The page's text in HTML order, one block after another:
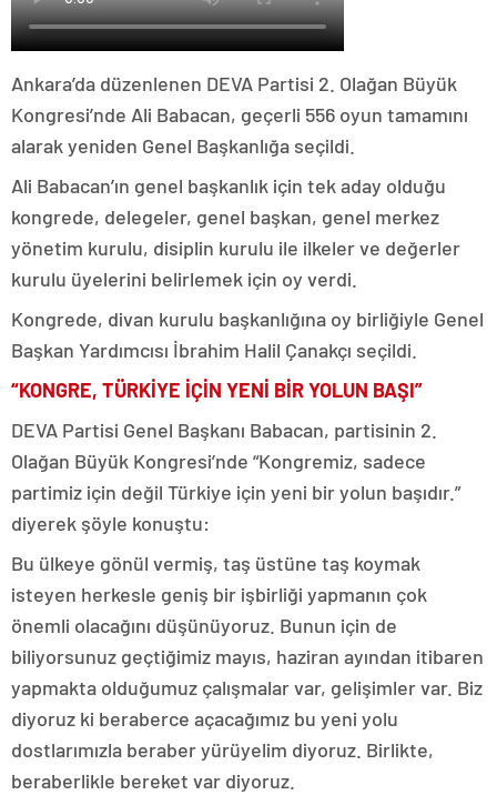
Ankara’da düzenlenen DEVA Partisi 2. Olağan Büyük
Kongresi’nde Ali Babacan, geçerli 556 oyun tamamını
alarak yeniden Genel Başkanlığa seçildi.
Ali Babacan’ın genel başkanlık için tek aday olduğu
kongrede, delegeler, genel başkan, genel merkez
yönetim kurulu, disiplin kurulu ile ilkeler ve değerler
kurulu üyelerini belirlemek için oy verdi.
Kongrede, divan kurulu başkanlığına oy birliğiyle Genel
Başkan Yardımcısı İbrahim Halil Çanakçı seçildi.
“KONGRE, TÜRKİYE İÇİN YENİ BİR YOLUN BAŞI”
DEVA Partisi Genel Başkanı Babacan, partisinin 2.
Olağan Büyük Kongresi’nde “Kongremiz, sadece
partimiz için değil Türkiye için yeni bir yolun başıdır.”
diyerek şöyle konuştu:
Bu ülkeye gönül vermiş, taş üstüne taş koymak
isteyen herkesle geniş bir işbirliği yapmanın çok
önemli olacağını düşünüyoruz. Bunun için de
biliyorsunuz geçtiğimiz mayıs, haziran ayından itibaren
yapmakta olduğumuz çalışmalar var, gelişimler var. Biz
diyoruz ki beraberce açacağımız bu yeni yolu
dostlarımızla beraber yürüyelim diyoruz. Birlikte,
beraberlikle bereket var diyoruz.